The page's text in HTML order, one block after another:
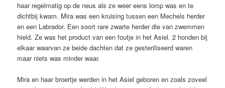
haar regelmatig op de neus als ze weer eens lomp was en te
dichtbij kwam. Mira was een kruising tussen een Mechels herder
en een Labrador. Een soort rare zwarte herder die van zwemmen
hield. Ze was het product van een foutje in het Asiel. 2 honden bij
elkaar waarvan ze beide dachten dat ze gesteriliseerd waren
maar niets was minder waar.
Mira en haar broertje werden in het Asiel geboren en zoals zoveel